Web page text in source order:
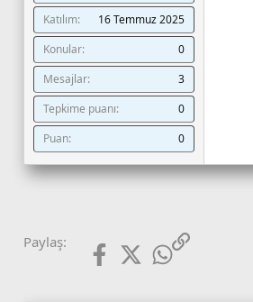
Katılım
16 Temmuz 2025
Konular
0
Mesajlar
3
Tepkime puanı
0
Puan
0
Paylaş: FacebookX (Twitter)WhatsApp
Link